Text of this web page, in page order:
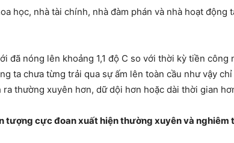
học, nhà tài chính, nhà đàm phán và nhà hoạt
đã nóng lên khoảng 1,1 độ C so với thời kỳ tiền
ta chưa từng trải qua sự ấm lên toàn cầu như vậy
thường xuyên hơn, dữ dội hơn hoặc dài thời gian
tượng cực đoan xuất hiện thường xuyên và nghiêm